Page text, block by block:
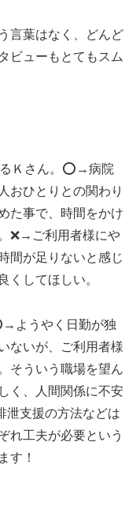
言葉はなく、どんど
ビューもとてもスム
Ｋさん。⭕️→病院
おひとりとの関わり
た事で、時間をかけ
❌→ご利用者様にや
間が足りないと感じ
くしてほしい。
ようやく日勤が独
ないが、ご利用者様
そういう職場を望ん
く、人間関係に不安
泄支援の方法などは
れ工夫が必要という
す！